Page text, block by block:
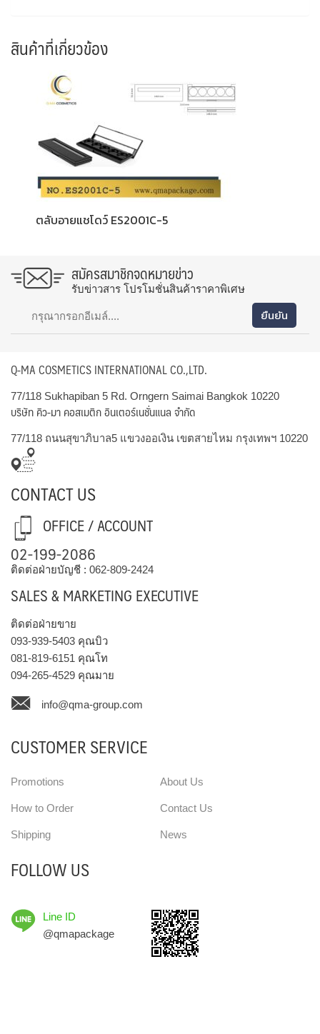
สินค้าที่เกี่ยวข้อง
ตลับอายแชโดว์ ES2001C-5
สมัครสมาชิกจดหมายข่าว
รับข่าวสาร โปรโมชั่นสินค้าราคาพิเศษ
Q-MA COSMETICS INTERNATIONAL CO.,LTD.
77/118 Sukhapiban 5 Rd. Orngern Saimai Bangkok 10220
บริษัท คิว-มา คอสเมติก อินเตอร์เนชั่นแนล จำกัด
77/118 ถนนสุขาภิบาล5 แขวงออเงิน เขตสายไหม กรุงเทพฯ 10220
CONTACT US
OFFICE / ACCOUNT
02-199-2086
ติดต่อฝ่ายบัญชี : 062-809-2424
SALES & MARKETING EXECUTIVE
ติดต่อฝ่ายขาย
093-939-5403 คุณบิว
081-819-6151 คุณโท
094-265-4529 คุณมาย
info@qma-group.com
CUSTOMER SERVICE
Promotions
How to Order
Shipping
About Us
Contact Us
News
FOLLOW US
Line ID
@qmapackage